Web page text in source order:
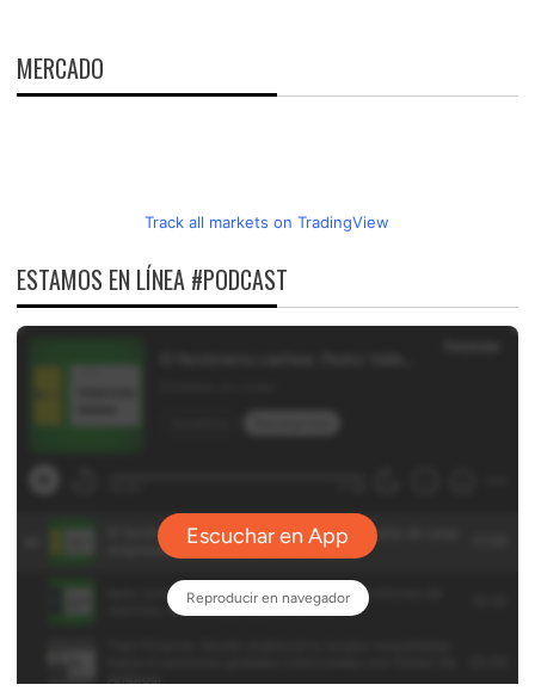
MERCADO
Track all markets on TradingView
ESTAMOS EN LÍNEA #PODCAST